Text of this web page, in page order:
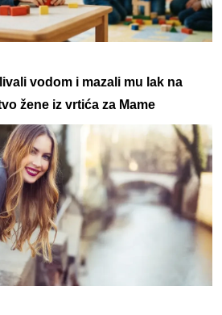
vodom i mazali mu lak na
žene iz vrtića za Mame